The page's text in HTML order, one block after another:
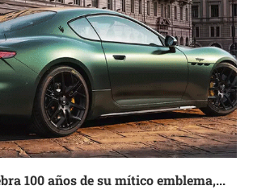
100 años de su mítico emblema,...